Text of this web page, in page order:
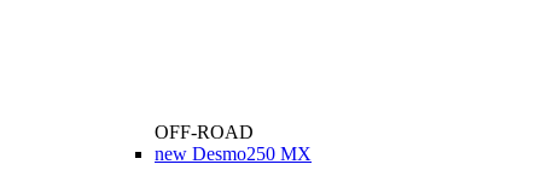
OFF-ROAD
new Desmo250 MX